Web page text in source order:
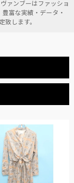
ァンブーはファッショ
富な実績・データ・
致します。